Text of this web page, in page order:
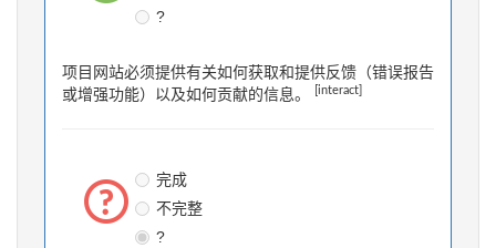
?
项目网站必须提供有关如何获取和提供反馈（错误报告
或增强功能）以及如何贡献的信息。
[interact]
完成
不完整
?